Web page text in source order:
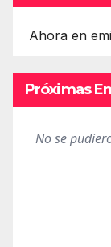
Ahora en
Próximas